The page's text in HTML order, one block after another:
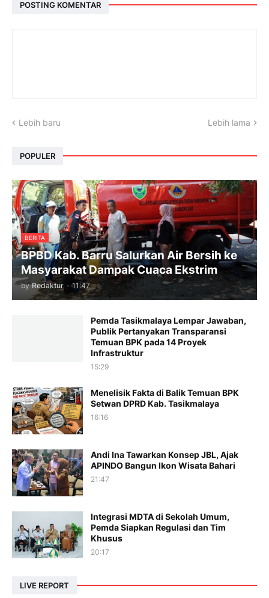
POSTING KOMENTAR
Lebih baru Lebih lama
POPULER
BERITA
BPBD Kab. Barru Salurkan Air Bersih ke
Masyarakat Dampak Cuaca Ekstrim
by Redaktur - 11:47
Pemda Tasikmalaya Lempar Jawaban,
Publik Pertanyakan Transparansi
Temuan BPK pada 14 Proyek
Infrastruktur
15:29
Menelisik Fakta di Balik Temuan BPK
Setwan DPRD Kab. Tasikmalaya
16:16
Andi Ina Tawarkan Konsep JBL, Ajak
APINDO Bangun Ikon Wisata Bahari
21:47
Integrasi MDTA di Sekolah Umum,
Pemda Siapkan Regulasi dan Tim
Khusus
20:17
LIVE REPORT